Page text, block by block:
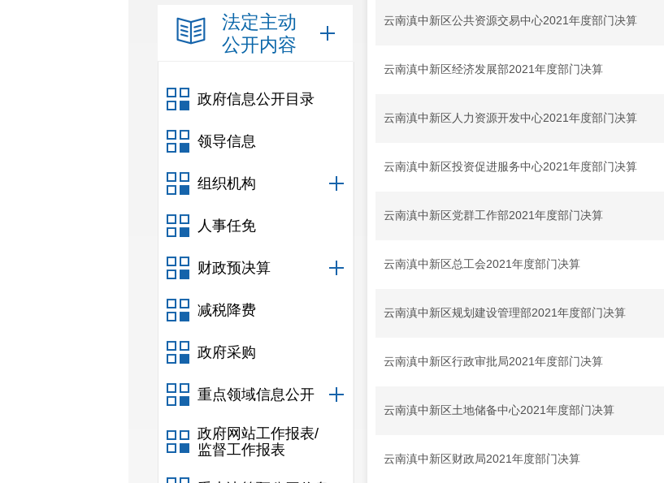
法定主动
公开内容
政府信息公开目录
领导信息
组织机构
人事任免
财政预决算
减税降费
政府采购
重点领域信息公开
政府网站工作报表/
监督工作报表
云南滇中新区公共资源交易中心2021年度部门决算
云南滇中新区经济发展部2021年度部门决算
云南滇中新区人力资源开发中心2021年度部门决算
云南滇中新区投资促进服务中心2021年度部门决算
云南滇中新区党群工作部2021年度部门决算
云南滇中新区总工会2021年度部门决算
云南滇中新区规划建设管理部2021年度部门决算
云南滇中新区行政审批局2021年度部门决算
云南滇中新区土地储备中心2021年度部门决算
云南滇中新区财政局2021年度部门决算